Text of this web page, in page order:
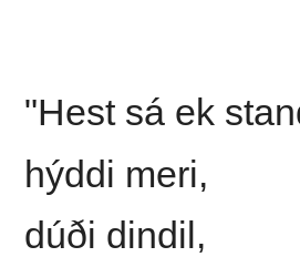
"Hest sá ek
hýddi meri,
dúði dindil,